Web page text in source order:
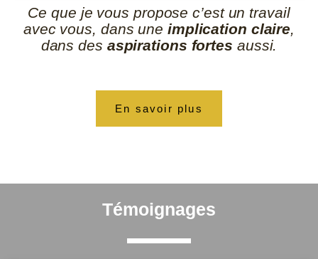
Ce que je vous propose c’est un travail
avec vous, dans une implication claire,
dans des aspirations fortes aussi.
En savoir plus
Témoignages